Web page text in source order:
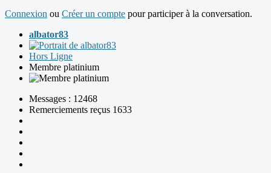
Connexion ou Créer un compte pour participer à la conversation.
albator83
Hors Ligne
Membre platinium
Messages : 12468
Remerciements reçus 1633